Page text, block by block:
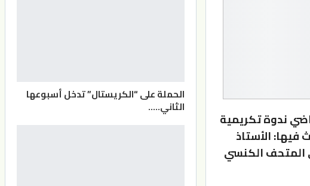
الاثنين الماضي ندوة تكريمية
فيها: الأستاذ
المتحف الكنسي
الحملة على “الكريستال” تدخل أسبوعها
الثاني..…